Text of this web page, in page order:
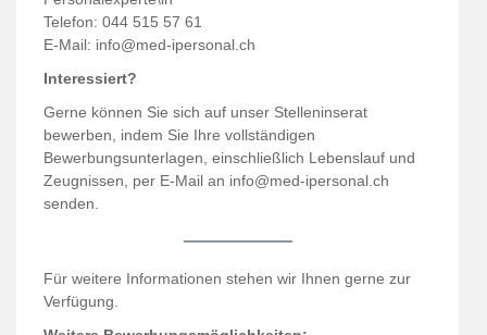
Telefon: 044 515 57 61
E-Mail: info@med-ipersonal.ch
Interessiert?
Gerne können Sie sich auf unser Stelleninserat
bewerben, indem Sie Ihre vollständigen
Bewerbungsunterlagen, einschließlich Lebenslauf und
Zeugnissen, per E-Mail an info@med-ipersonal.ch
senden.
Für weitere Informationen stehen wir Ihnen gerne zur
Verfügung.